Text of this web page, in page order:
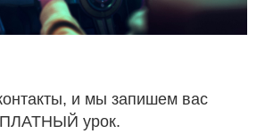
и мы запишем вас
урок.